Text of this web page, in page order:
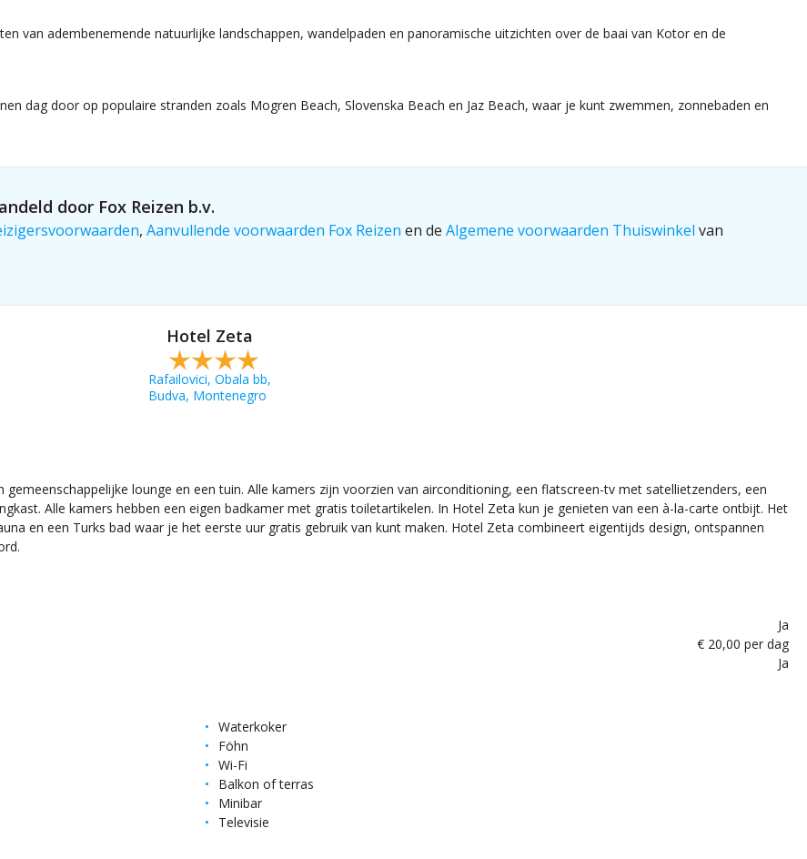
van adembenemende natuurlijke landschappen, wandelpaden en panoramische uitzichten over de baai van Kotor en de
dag door op populaire stranden zoals Mogren Beach, Slovenska Beach en Jaz Beach, waar je kunt zwemmen, zonnebaden en
door Fox Reizen b.v.
, Aanvullende voorwaarden Fox Reizen en de Algemene voorwaarden Thuiswinkel van
Hotel Zeta
Rafailovici, Obala bb,
Budva, Montenegro
lounge en een tuin. Alle kamers zijn voorzien van airconditioning, een flatscreen-tv met satellietzenders, een
Alle kamers hebben een eigen badkamer met gratis toiletartikelen. In Hotel Zeta kun je genieten van een à-la-carte ontbijt. Het
en een Turks bad waar je het eerste uur gratis gebruik van kunt maken. Hotel Zeta combineert eigentijds design, ontspannen
Ja
€ 20,00 per dag
Ja
Waterkoker
Föhn
Wi-Fi
Balkon of terras
Minibar
Televisie